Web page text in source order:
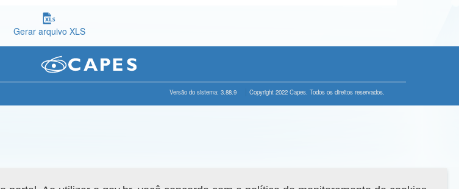
Gerar arquivo XLS
Versão do sistema: 3.88.9 Copyright 2022 Capes. Todos os direitos reservados.